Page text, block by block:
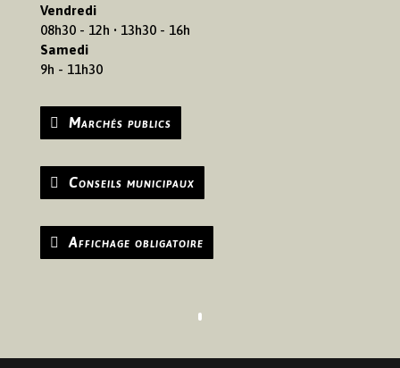
Vendredi
08h30 - 12h • 13h30 - 16h
Samedi
9h - 11h30
Marchés publics
Conseils municipaux
Affichage obligatoire